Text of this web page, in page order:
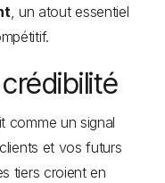
, un atout essentiel
comme un signal
et vos futurs
tiers croient en